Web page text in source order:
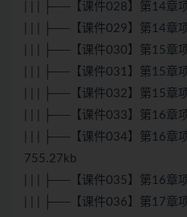
| | | ├──【课件028】第14章
| | | ├──【课件029】第14章
| | | ├──【课件030】第15章
| | | ├──【课件031】第15章
| | | ├──【课件032】第15章
| | | ├──【课件033】第16章
| | | ├──【课件034】第16章
755.27kb
| | | ├──【课件035】第16章
| | | ├──【课件036】第17章